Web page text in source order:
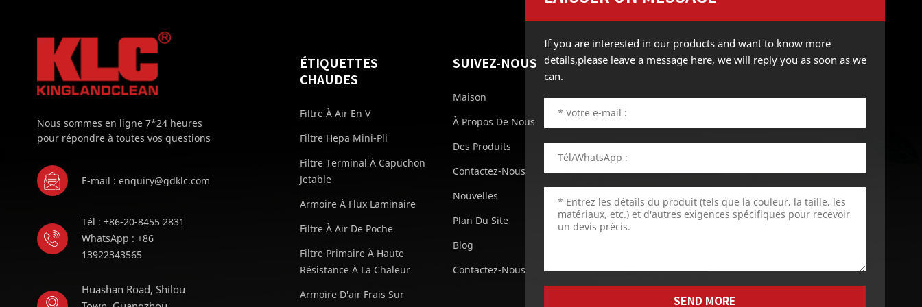
Nous sommes en ligne 7*24 heures
pour répondre à toutes vos questions
E-mail : enquiry@gdklc.com
Tél : +86-20-8455 2831
WhatsApp : +86
13922343565
Huashan Road, Shilou
ÉTIQUETTES
CHAUDES
Filtre À Air En V
Filtre Hepa Mini-Pli
Filtre Terminal À Capuchon
Jetable
Armoire À Flux Laminaire
Filtre À Air De Poche
Filtre Primaire À Haute
Résistance À La Chaleur
Armoire D'air Frais Sur
SUIVEZ-NOUS
Maison
À Propos De Nous
Des Produits
Contactez-Nous
Nouvelles
Plan Du Site
Blog
Contactez-Nous
If you are interested in our products and want to know more
details,please leave a message here, we will reply you as soon as we
can.
SEND MORE